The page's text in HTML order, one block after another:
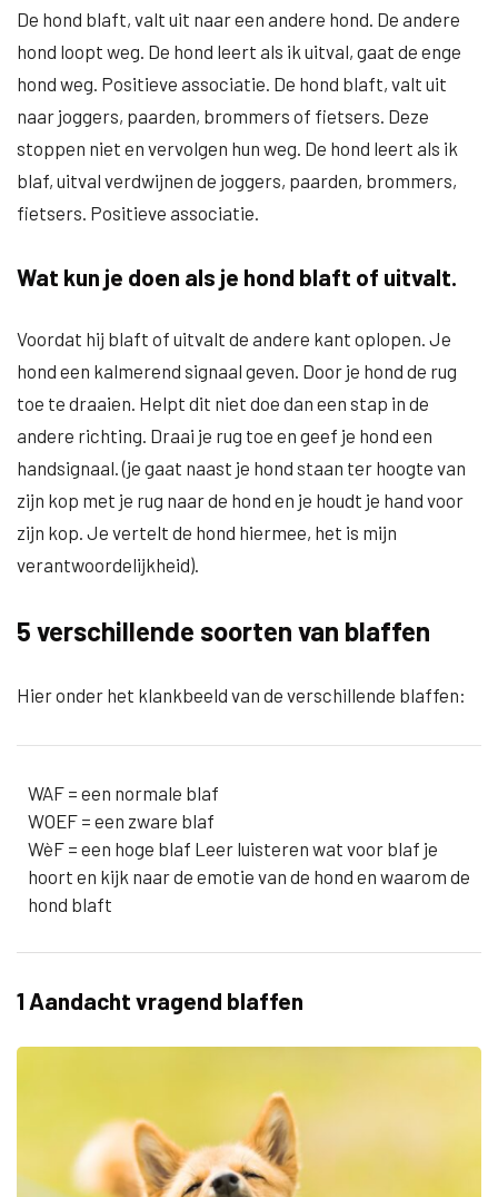
De hond blaft, valt uit naar een andere hond. De andere
hond loopt weg. De hond leert als ik uitval, gaat de enge
hond weg. Positieve associatie. De hond blaft, valt uit
naar joggers, paarden, brommers of fietsers. Deze
stoppen niet en vervolgen hun weg. De hond leert als ik
blaf, uitval verdwijnen de joggers, paarden, brommers,
fietsers. Positieve associatie.
Wat kun je doen als je hond blaft of uitvalt.
Voordat hij blaft of uitvalt de andere kant oplopen. Je
hond een kalmerend signaal geven. Door je hond de rug
toe te draaien. Helpt dit niet doe dan een stap in de
andere richting. Draai je rug toe en geef je hond een
handsignaal. (je gaat naast je hond staan ter hoogte van
zijn kop met je rug naar de hond en je houdt je hand voor
zijn kop. Je vertelt de hond hiermee, het is mijn
verantwoordelijkheid).
5 verschillende soorten van blaffen
Hier onder het klankbeeld van de verschillende blaffen:
WAF = een normale blaf
WOEF = een zware blaf
WèF = een hoge blaf Leer luisteren wat voor blaf je
hoort en kijk naar de emotie van de hond en waarom de
hond blaft
1 Aandacht vragend blaffen